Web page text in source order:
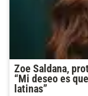
Zoe Saldana,
“Mi deseo es
latinas”